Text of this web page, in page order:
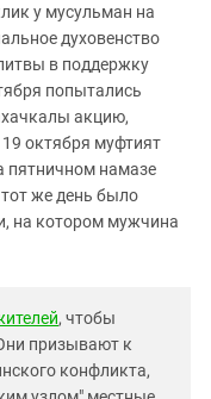
у мусульман на
духовенство
в поддержку
попытались
акцию,
октября муфтият
пятничном намазе
же день было
на котором мужчина
, чтобы
призывают к
конфликта,